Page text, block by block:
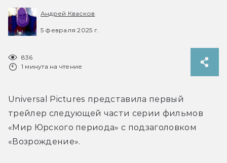
Андрей Квасков
5 февраля 2025 г.
836
1 минута на чтение
Universal Pictures представила первый
трейлер следующей части серии фильмов
«Мир Юрского периода» с подзаголовком
«Возрождение».